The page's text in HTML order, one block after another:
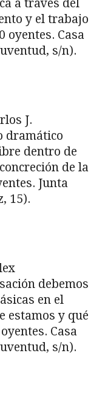
a través del
y el trabajo
oyentes. Casa
s/n).
J.
dramático
dentro de
de la
Junta
15).
debemos
en el
estamos y qué
Casa
s/n).